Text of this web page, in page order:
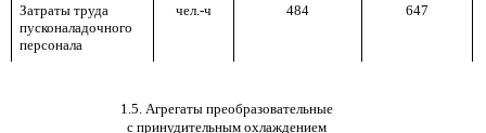
Затраты труда
пусконаладочного
персонала
чел.-ч 484 647
1.5. Агрегаты преобразовательные
с принудительным охлаждением